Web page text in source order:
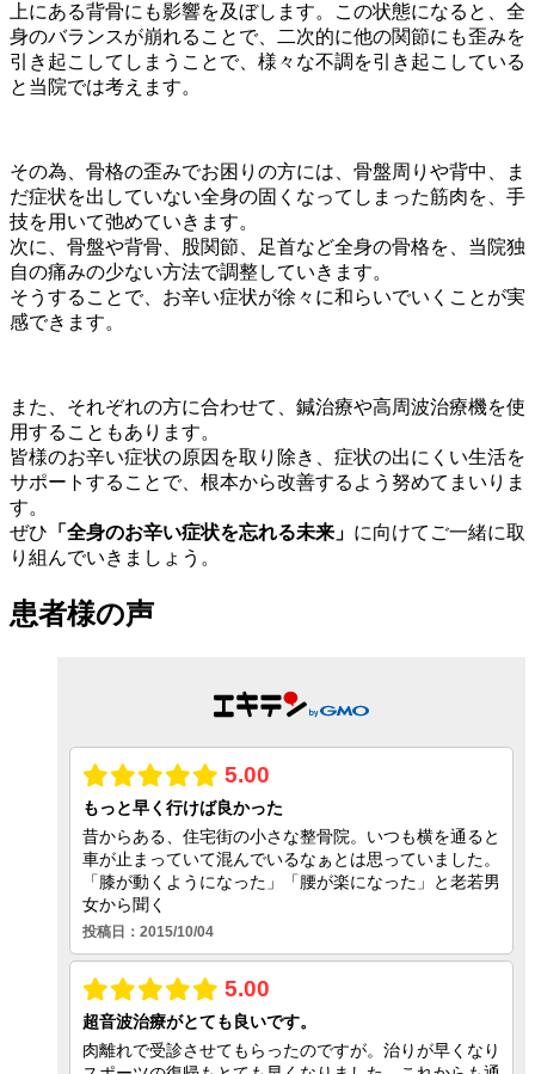
上にある背骨にも影響を及ぼします。この状態になると、全
身のバランスが崩れることで、二次的に他の関節にも歪みを
引き起こしてしまうことで、様々な不調を引き起こしている
と当院では考えます。
その為、骨格の歪みでお困りの方には、骨盤周りや背中、ま
だ症状を出していない全身の固くなってしまった筋肉を、手
技を用いて弛めていきます。
次に、骨盤や背骨、股関節、足首など全身の骨格を、当院独
自の痛みの少ない方法で調整していきます。
そうすることで、お辛い症状が徐々に和らいでいくことが実
感できます。
また、それぞれの方に合わせて、鍼治療や高周波治療機を使
用することもあります。
皆様のお辛い症状の原因を取り除き、症状の出にくい生活を
サポートすることで、根本から改善するよう努めてまいりま
す。
ぜひ 「全身のお辛い症状を忘れる未来」 に向けてご一緒に取
り組んでいきましょう。
患者様の声